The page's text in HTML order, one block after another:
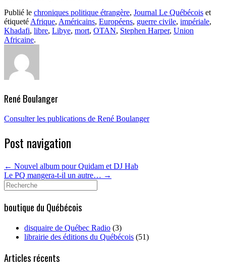
Publié le chroniques politique étrangère, Journal Le Québécois et
étiqueté Afrique, Américains, Européens, guerre civile, impériale,
Khadafi, libre, Libye, mort, OTAN, Stephen Harper, Union
Africaine.
René Boulanger
Consulter les publications de René Boulanger
Post navigation
← Nouvel album pour Quidam et DJ Hab
Le PQ mangera-t-il un autre… →
Search
for:
boutique du Québécois
disquaire de Québec Radio (3)
librairie des éditions du Québécois (51)
Articles récents